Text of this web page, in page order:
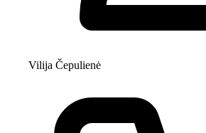
Vilija Čepulienė